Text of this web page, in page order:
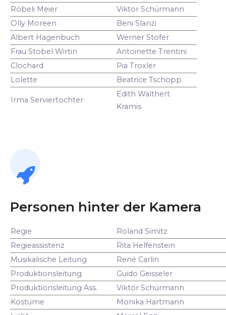
Röbeli Meier
Viktor Schürmann
Olly Moreen
Beni Slanzi
Albert Hagenbuch
Werner Stofer
Frau Stobel Wirtin
Antoinette Trentini
Clochard
Pia Troxler
Lolette
Beatrice Tschopp
Irma Serviertochter
Edith Walthert
Kramis
Personen hinter der Kamera
Regie
Roland Simitz
Regieassistenz
Rita Helfenstein
Musikalische Leitung
René Carlin
Produktionsleitung
Guido Geisseler
Produktionsleitung Ass.
Viktor Schürmann
Kostüme
Monika Hartmann